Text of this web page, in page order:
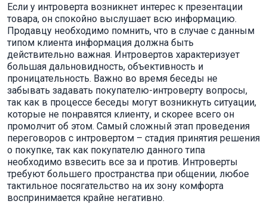
Если у интроверта возникнет интерес к презентации
товара, он спокойно выслушает всю информацию.
Продавцу необходимо помнить, что в случае с данным
типом клиента информация должна быть
действительно важная. Интровертов характеризует
большая дальновидность, объективность и
проницательность. Важно во время беседы не
забывать задавать покупателю-интроверту вопросы,
так как в процессе беседы могут возникнуть ситуации,
которые не понравятся клиенту, и скорее всего он
промолчит об этом. Самый сложный этап проведения
переговоров с интровертом – стадия принятия решения
о покупке, так как покупателю данного типа
необходимо взвесить все за и против. Интроверты
требуют большего пространства при общении, любое
тактильное посягательство на их зону комфорта
воспринимается крайне негативно.